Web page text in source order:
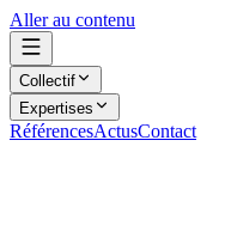
Aller au contenu
Collectif
Expertises
RéférencesActusContact